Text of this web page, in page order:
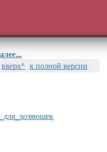
вверх^ к полной версии